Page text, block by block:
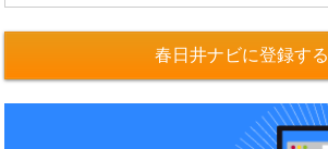
春日井ナビに登録する